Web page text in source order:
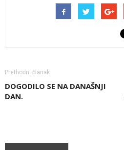
Prethodni članak
DOGODILO SE NA DANAŠNJI
DAN.